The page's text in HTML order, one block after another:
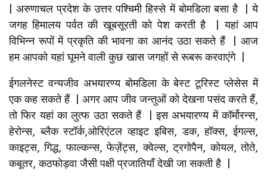
| अरुणाचल प्रदेश के उत्तर पश्चिमी हिस्से में बोमडिला बसा है | ये
जगह हिमालय पर्वत की खूबसूरती को पेश करती है | यहां आप
विभिन्न रूपों में प्रकृति की भावना का आनंद उठा सकते हैं | आज
हम आपको यहां घूमने वाली कुछ खास जगहों से रूबरू करवाएंगे |
ईगलनेस्ट वन्यजीव अभयारण्य बोमडिला के बेस्ट टूरिस्ट प्लेसेस में
एक कह सकते हैं | अगर आप जीव जन्तुओं को देखना पसंद करते हैं,
तो फिर यहां का लुत्फ उठा सकते हैं | इस अभयारण्य में कॉर्मोरन्स,
हेरोन्स, ब्लैक स्टॉर्क,ओरिएंटल व्हाइट इबिस, डक, हॉक्स, ईगल्स,
काइट्स, गिद्ध, फाल्कन्स, फेज़ेंट्स, क्वेल्स, ट्रगोपैन, कोयल, तोते,
कबूतर, कठफोड़वा जैसी पक्षी प्रजातियाँ देखी जा सकती है |